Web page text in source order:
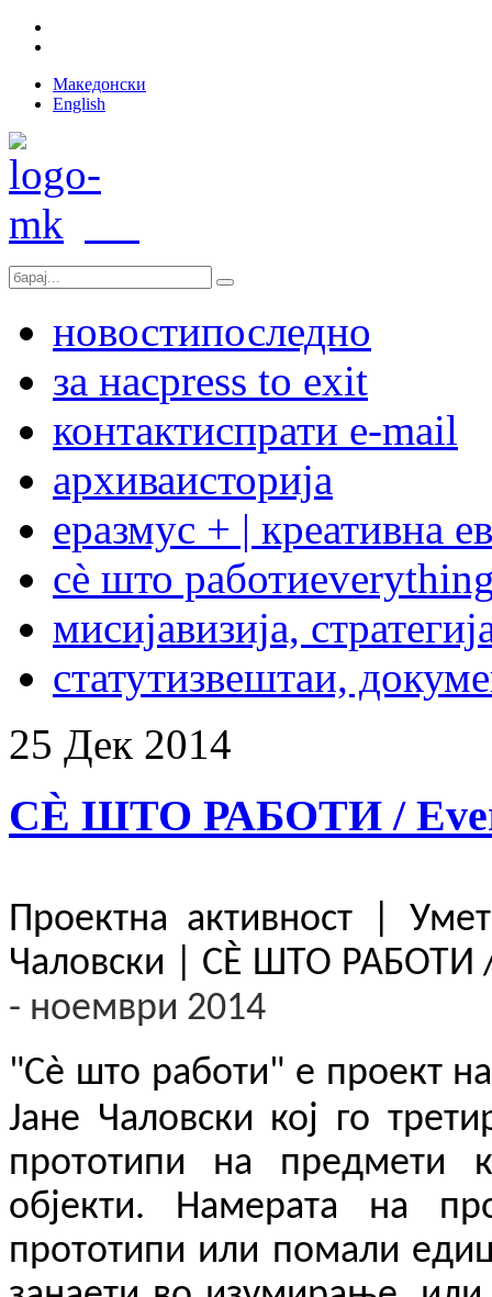
Македонски
English
новостипоследно
за насpress to exit
контактиспрати e-mail
архиваисторија
еразмус + | креативна
сѐ што работи
мисијавизија,
статутизвештаи,
25 Дек 2014
СÈ ШТО РАБОТИ /
Проектна активност
Чаловски | СÈ ШТО РАБОТИ
- ноември 2014
"Сѐ што работи" e проект
Јане Чаловски кој го
прототипи на предмети
објекти. Намерата на
прототипи или помали